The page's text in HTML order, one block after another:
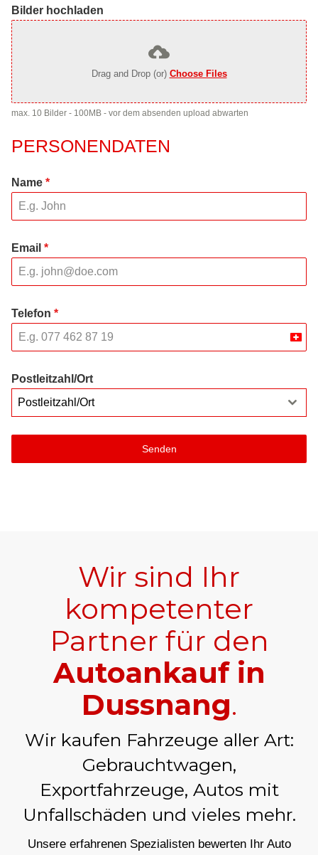
Bilder hochladen
Drag and Drop (or) Choose Files
max. 10 Bilder - 100MB - vor dem absenden upload abwarten
PERSONENDATEN
Name *
Email *
Telefon *
Postleitzahl/Ort
Postleitzahl/Ort
Senden
Wir sind Ihr
kompetenter
Partner für den
Autoankauf in
Dussnang.
Wir kaufen Fahrzeuge aller Art:
Gebrauchtwagen,
Exportfahrzeuge, Autos mit
Unfallschäden und vieles mehr.
Unsere erfahrenen Spezialisten bewerten Ihr Auto